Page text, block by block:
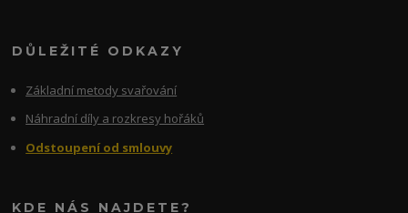
DŮLEŽITÉ ODKAZY
Základní metody svařování
Náhradní díly a rozkresy hořáků
Odstoupení od smlouvy
KDE NÁS NAJDETE?